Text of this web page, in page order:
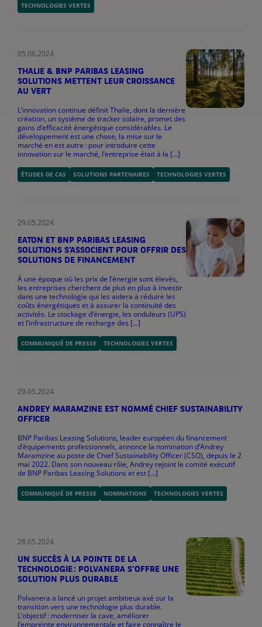
TECHNOLOGIES VERTES
05.06.2024
THALIE & BNP PARIBAS LEASING
SOLUTIONS METTENT LEUR CROISSANCE
AU VERT
L’innovation continue définit Thalie, dont la dernière
création, un système de tracker solaire, promet des
gains d’efficacité énergétique considérables. Le
développement est une chose, la mise sur le
marché en est autre : pour introduire cette
innovation sur le marché, l’entreprise était à la [...]
ÉTUDES DE CAS SOLUTIONS PARTENAIRES TECHNOLOGIES VERTES
29.05.2024
EATON ET BNP PARIBAS LEASING
SOLUTIONS S’ASSOCIENT POUR OFFRIR DES
SOLUTIONS DE FINANCEMENT
À une époque où les prix de l’énergie sont élevés,
les entreprises cherchent de plus en plus à investir
dans une technologie qui les aidera à réduire les
coûts énergétiques et à assurer la continuité des
activités. Le stockage d’énergie, les onduleurs (UPS)
et l’infrastructure de recharge des [...]
COMMUNIQUÉ DE PRESSE TECHNOLOGIES VERTES
29.05.2024
ANDREY MARAMZINE EST NOMMÉ CHIEF SUSTAINABILITY
OFFICER
BNP Paribas Leasing Solutions, leader européen du financement
d’équipements professionnels, annonce la nomination d’Andrey
Maramzine au poste de Chief Sustainability Officer (CSO), depuis le 2
mai 2022. Dans son nouveau rôle, Andrey rejoint le comité exécutif
de BNP Paribas Leasing Solutions et est [...]
COMMUNIQUÉ DE PRESSE NOMINATIONS TECHNOLOGIES VERTES
28.05.2024
UN SUCCÈS À LA POINTE DE LA
TECHNOLOGIE : POLVANERA S’OFFRE UNE
SOLUTION PLUS DURABLE
Polvanera a lancé un projet ambitieux axé sur la
transition vers une technologie plus durable.
L’objectif : moderniser la cave, améliorer
l’empreinte environnementale et faire connaître le